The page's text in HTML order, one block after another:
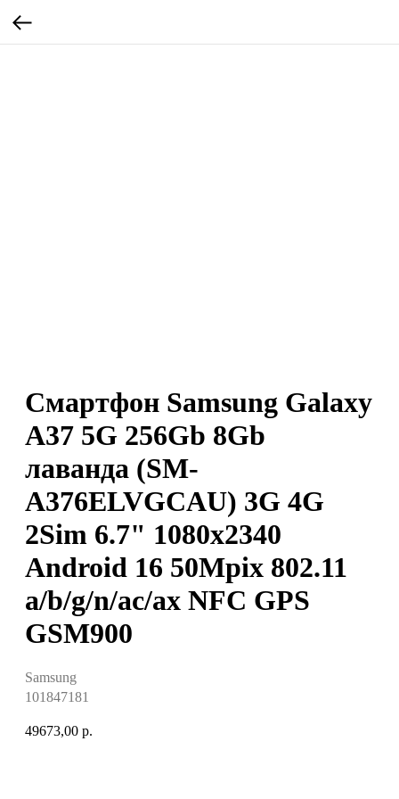
Смартфон Samsung Galaxy
A37 5G 256Gb 8Gb
лаванда (SM-
A376ELVGCAU) 3G 4G
2Sim 6.7" 1080x2340
Android 16 50Mpix 802.11
a/b/g/n/ac/ax NFC GPS
GSM900
Samsung
101847181
49673,00 р.